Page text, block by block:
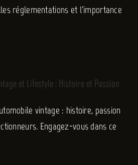
réglementations et l'importance
et Lifestyle : Histoire et Passion
vintage : histoire, passion
Engagez-vous dans ce